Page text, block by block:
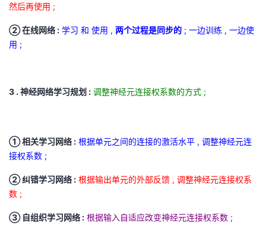
然后再使用 ;
② 在线网络 : 学习 和 使用 , 两个过程是同步的 ; 一边训练 , 一边使
用 ;
3 . 神经网络学习规划 : 调整神经元连接权系数的方式 ;
① 相关学习网络 : 根据单元之间的连接的激活水平 , 调整神经元连
接权系数 ;
② 纠错学习网络 : 根据输出单元的外部反馈 , 调整神经元连接权系
数 ;
③ 自组织学习网络 : 根据输入自适应改变神经元连接权系数 ;